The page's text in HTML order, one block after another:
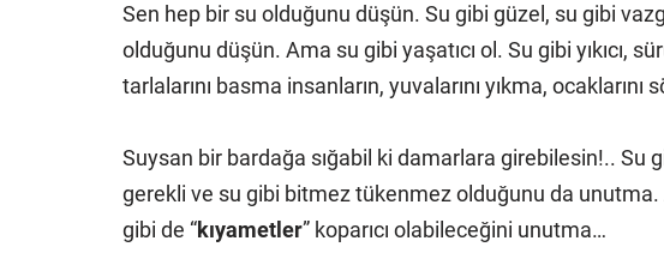
Sen hep bir su olduğunu düşün. Su gibi güzel, su gibi
olduğunu düşün. Ama su gibi yaşatıcı ol. Su gibi yıkıcı,
tarlalarını basma insanların, yuvalarını yıkma, ocaklarını
Suysan bir bardağa sığabil ki damarlara girebilesin!.. Su
gerekli ve su gibi bitmez tükenmez olduğunu da unutma.
gibi de “kıyametler” koparıcı olabileceğini unutma…